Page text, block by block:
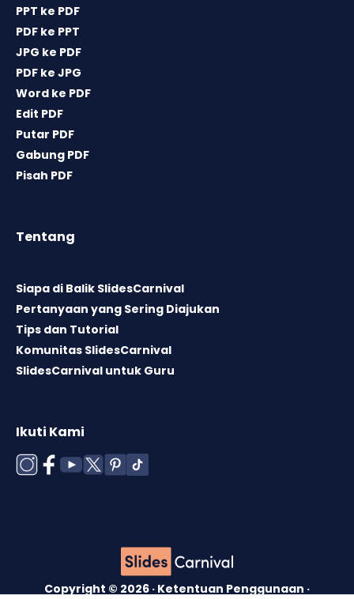
PPT ke PDF
PDF ke PPT
JPG ke PDF
PDF ke JPG
Word ke PDF
Edit PDF
Putar PDF
Gabung PDF
Pisah PDF
Tentang
Siapa di Balik SlidesCarnival
Pertanyaan yang Sering Diajukan
Tips dan Tutorial
Komunitas SlidesCarnival
SlidesCarnival untuk Guru
Ikuti Kami
Copyright © 2026 · Ketentuan Penggunaan ·